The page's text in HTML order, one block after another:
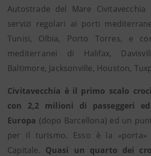
Autostrade del Mare
servizi regolari ai porti
Tunisi, Olbia, Porto Torres, e
mediterranei di Halifax,
Baltimore, Jacksonville, Houston,
Civitavecchia è il primo scalo
con 2,2 milioni di passeggeri
Europa (dopo Barcellona) ed un
per il turismo. Esso è la «porta»
Capitale. Quasi un quarto dei